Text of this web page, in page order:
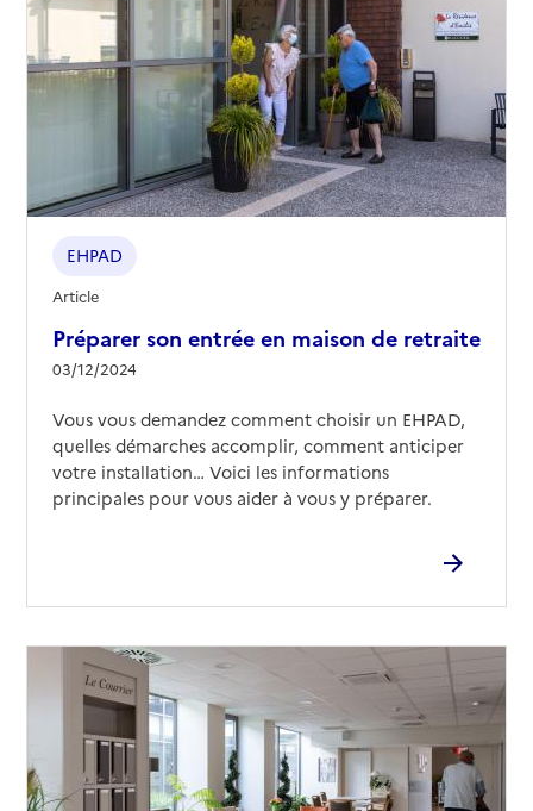
Préparer son entrée en maison de retraite
03/12/2024
EHPAD
Article
Vous vous demandez comment choisir un EHPAD,
quelles démarches accomplir, comment anticiper
votre installation… Voici les informations
principales pour vous aider à vous y préparer.